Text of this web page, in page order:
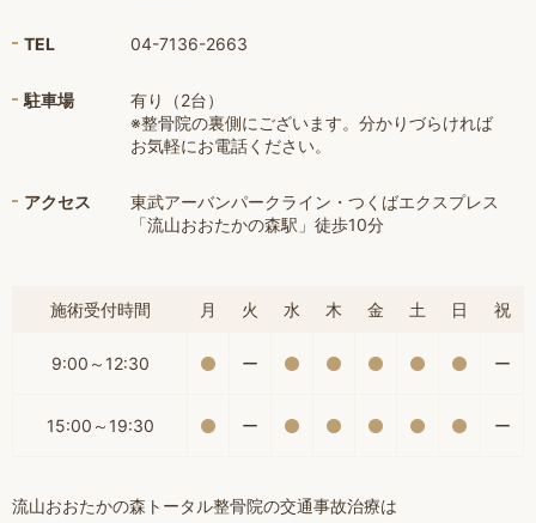
TEL 04-7136-2663
駐車場
有り（2台）
※整骨院の裏側にございます。分かりづらければ
お気軽にお電話ください。
アクセス
東武アーバンパークライン・つくばエクスプレス
「流山おおたかの森駅」徒歩10分
施術受付時間 月 火 水 木 金 土 日 祝
9:00～12:30 ー ー
15:00～19:30 ー ー
流山おおたかの森トータル整骨院の交通事故治療は